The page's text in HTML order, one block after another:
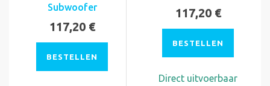
Subwoofer
117,20 €
BESTELLEN
117,20 €
BESTELLEN
Direct uitvoerbaar